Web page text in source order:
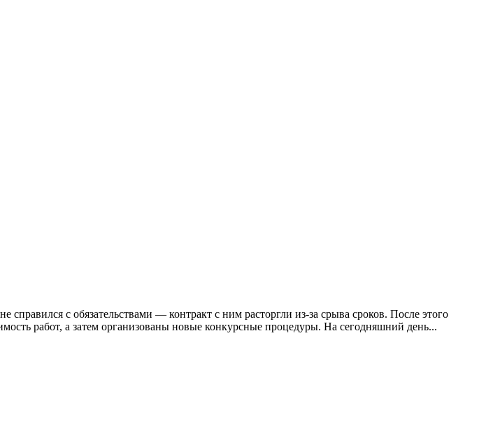
с обязательствами — контракт с ним расторгли из-за срыва сроков. После этого
работ, а затем организованы новые конкурсные процедуры. На сегодняшний день...